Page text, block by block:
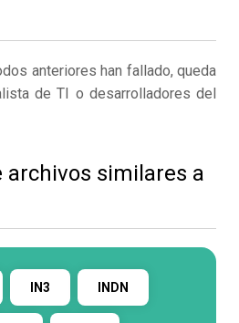
anteriores han fallado, queda
de TI o desarrolladores del
archivos similares a
IN3 INDN